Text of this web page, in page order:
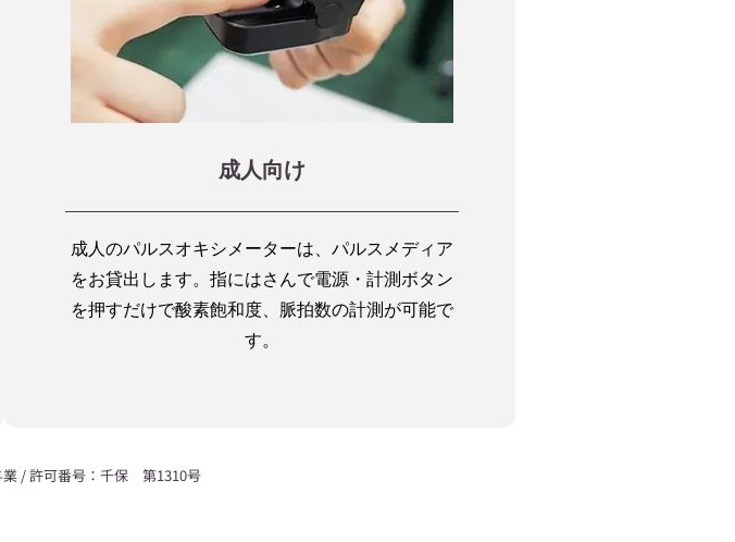
成人向け
成人のパルスオキシメーターは、パルスメディア
をお貸出します。指にはさんで電源・計測ボタン
を押すだけで酸素飽和度、脈拍数の計測が可能で
す。
業 / 許可番号：千保 第1310号